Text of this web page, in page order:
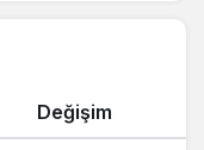
Değişim